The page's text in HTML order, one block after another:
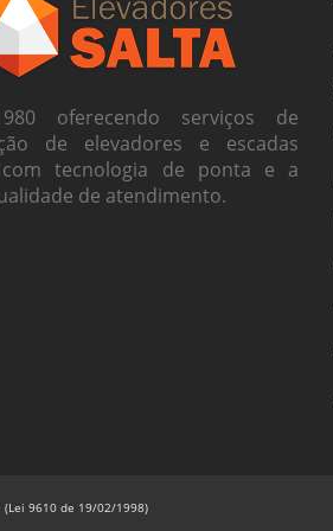
oferecendo serviços de
de elevadores e escadas
tecnologia de ponta e a
de atendimento.
9610 de 19/02/1998)